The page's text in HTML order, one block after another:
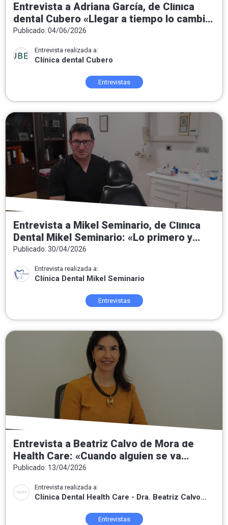
Entrevista a Adriana García, de Clínica
dental Cubero «Llegar a tiempo lo cambia
todo»
Publicado: 04/06/2026
Entrevista realizada a:
Clínica dental Cubero
Entrevistas
Entrevista a Mikel Seminario, de Clínica
Dental Mikel Seminario: «Lo primero y
fundamental es conocer al paciente»
Publicado: 30/04/2026
Entrevista realizada a:
Clínica Dental Mikel Seminario
Entrevistas
Entrevista a Beatriz Calvo de Mora de
Health Care: «Cuando alguien se va
contento, sé que he sabido escuchar,
conocimientos a su servicio.»
Publicado: 13/04/2026
Entrevista realizada a:
Clínica Dental Health Care - Dra. Beatriz Calvo
Entrevistas